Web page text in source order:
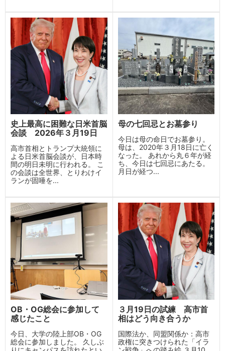
史上最高に困難な日米首脳
会談 2026年３月19日
高市首相とトランプ大統領に
よる日米首脳会談が、日本時
間の明日未明に行われる。 こ
の会談は全世界、とりわけイ
ランが固唾を...
母の七回忌とお墓参り
今日は母の命日でお墓参り。
母は、2020年３月18日に亡く
なった。 あれから丸６年が経
ち、今日は七回忌にあたる。
月日が経つ...
OB・OG総会に参加して
感じたこと
今日、大学の陸上部OB・OG
総会に参加しました。 久しぶ
３月19日の試練 高市首
相はどう向き合うか
国際法か、同盟関係か：高市
政権に突きつけられた「イラ